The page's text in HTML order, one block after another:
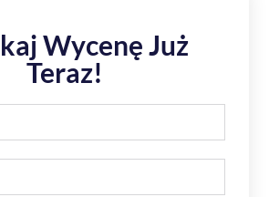
Wycenę Już
Teraz!